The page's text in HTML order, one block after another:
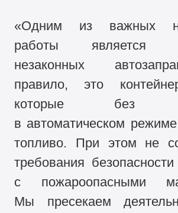
«Одним из важных
работы является
незаконных
правило, это
которые без
в автоматическом
топливо. При этом не
требования
с пожароопасными
Мы пресекаем